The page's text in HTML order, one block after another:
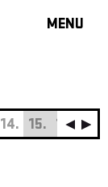
MENU
JAZZ
14. 15. 16. 17.